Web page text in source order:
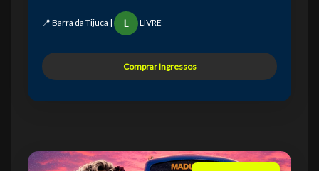
📍 Barra da Tijuca | L LIVRE
Comprar Ingressos